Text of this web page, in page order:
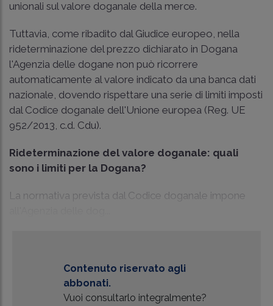
unionali sul valore doganale della merce.
Tuttavia, come ribadito dal Giudice europeo, nella
rideterminazione del prezzo dichiarato in Dogana
l'Agenzia delle dogane non può ricorrere
automaticamente al valore indicato da una banca dati
nazionale, dovendo rispettare una serie di limiti imposti
dal Codice doganale dell'Unione europea (Reg. UE
952/2013, c.d. Cdu).
Rideterminazione del valore doganale: quali
sono i limiti per la Dogana?
La normativa prevista dal Codice doganale impone
Contenuto riservato agli
abbonati.
Vuoi consultarlo integralmente?